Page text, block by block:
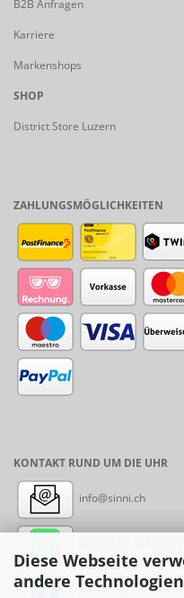
Diese Webseite
andere Technologien
B2B Anfragen
Karriere
Markenshops
SHOP
District Store Luzern
ZAHLUNGSMÖGLICHKEITEN
KONTAKT RUND UM DIE UHR
info@sinni.ch
Messenger: sinni.ch